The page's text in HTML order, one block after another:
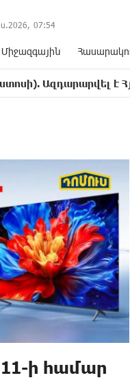
07:54
Միջազգային
է Հյուսիս-
ի համար